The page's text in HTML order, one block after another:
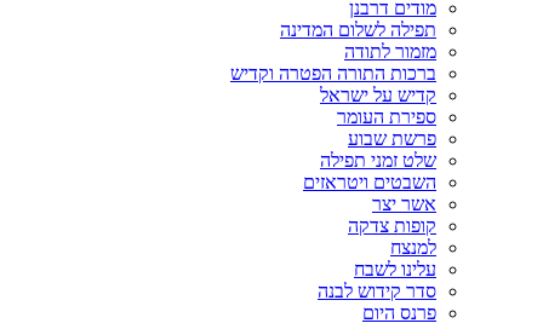
מודים דרבנן
תפילה לשלום המדינה
מזמור לתודה
ברכות התורה הפטרה וקדיש
קדיש על ישראל
ספירת העומר
פרשת שבוע
שלט זמני תפילה
השבטים ויטראזים
אשר יצר
קופות צדקה
למנצח
עלינו לשבח
סדר קידוש לבנה
פרנס היום